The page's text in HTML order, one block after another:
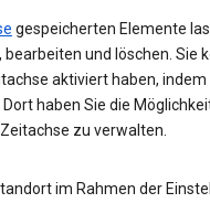
gespeicherten Elemente
und löschen. Sie
aktiviert haben, indem
haben Sie die
zu verwalten.
im Rahmen der